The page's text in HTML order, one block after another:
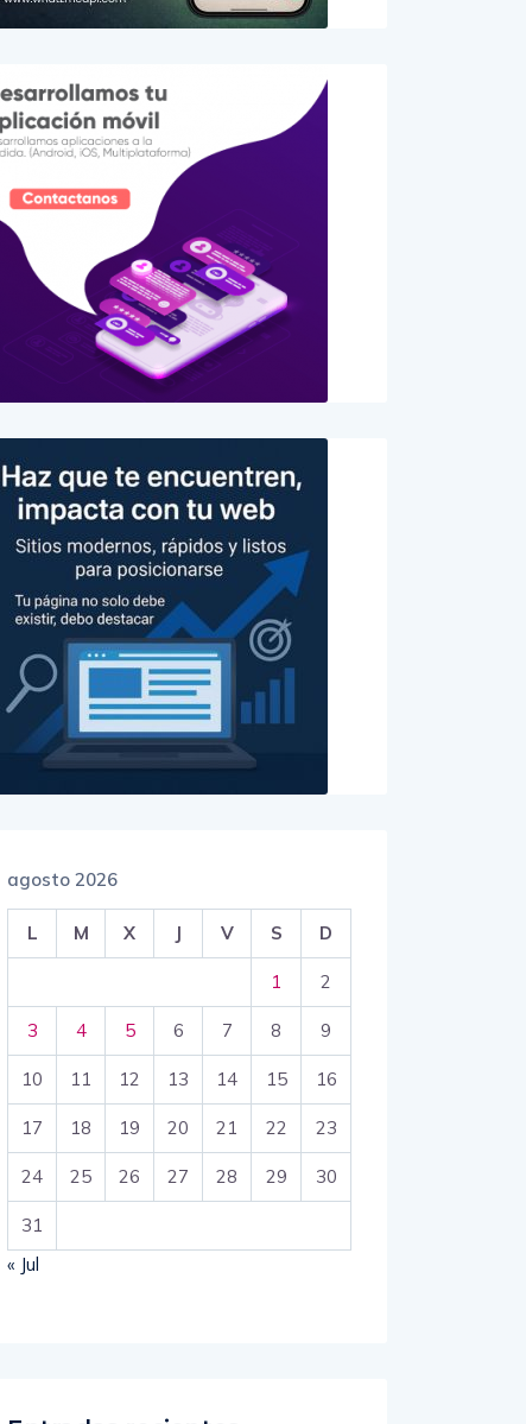
agosto 2026
L M X J V S D
1 2
3 4 5 6 7 8 9
10 11 12 13 14 15 16
17 18 19 20 21 22 23
24 25 26 27 28 29 30
31
« Jul